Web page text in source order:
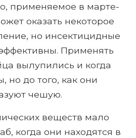
применяемое в марте-
оказать некоторое
но инсектицидные
Применять
вылупились и когда
но до того, как они
чешую.
веществ мало
когда они находятся в